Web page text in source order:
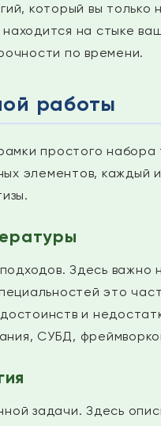
который вы только
на стыке
по времени.
работы
простого набора
элементов, каждый
Здесь важно
это
и
СУБД,
задачи. Здесь